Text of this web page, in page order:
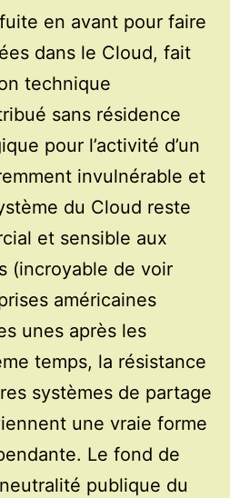
en avant pour faire
dans le Cloud, fait
technique
sans résidence
pour l’activité d’un
invulnérable et
du Cloud reste
et sensible aux
(incroyable de voir
américaines
unes après les
temps, la résistance
systèmes de partage
une vraie forme
Le fond de
publique du